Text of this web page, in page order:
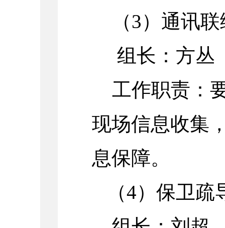
（3）通讯
组长：方丛
工作职责：
现场信息收集
息保障。
（4）保卫疏